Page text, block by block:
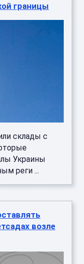
границы
склады с
Украины
реги ...
возле